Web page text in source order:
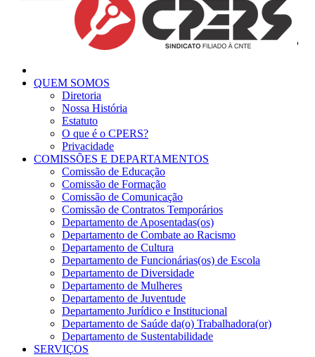
'
QUEM SOMOS
Diretoria
Nossa História
Estatuto
O que é o CPERS?
Privacidade
COMISSÕES E DEPARTAMENTOS
Comissão de Educação
Comissão de Formação
Comissão de Comunicação
Comissão de Contratos Temporários
Departamento de Aposentadas(os)
Departamento de Combate ao Racismo
Departamento de Cultura
Departamento de Funcionárias(os) de Escola
Departamento de Diversidade
Departamento de Mulheres
Departamento de Juventude
Departamento Jurídico e Institucional
Departamento de Saúde da(o) Trabalhadora(or)
Departamento de Sustentabilidade
SERVIÇOS